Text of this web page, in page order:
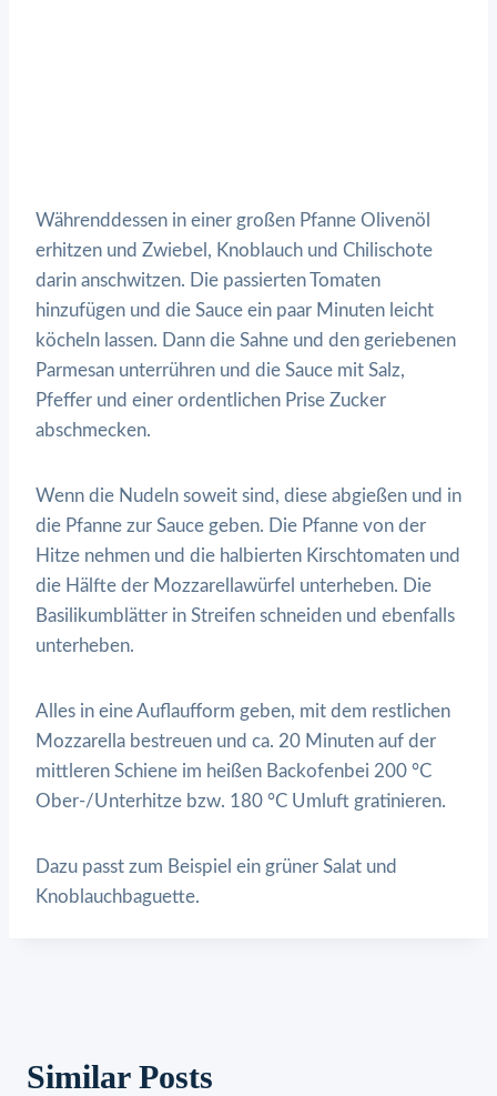
Währenddessen in einer großen Pfanne Olivenöl
erhitzen und Zwiebel, Knoblauch und Chilischote
darin anschwitzen. Die passierten Tomaten
hinzufügen und die Sauce ein paar Minuten leicht
köcheln lassen. Dann die Sahne und den geriebenen
Parmesan unterrühren und die Sauce mit Salz,
Pfeffer und einer ordentlichen Prise Zucker
abschmecken.
Wenn die Nudeln soweit sind, diese abgießen und in
die Pfanne zur Sauce geben. Die Pfanne von der
Hitze nehmen und die halbierten Kirschtomaten und
die Hälfte der Mozzarellawürfel unterheben. Die
Basilikumblätter in Streifen schneiden und ebenfalls
unterheben.
Alles in eine Auflaufform geben, mit dem restlichen
Mozzarella bestreuen und ca. 20 Minuten auf der
mittleren Schiene im heißen Backofenbei 200 °C
Ober-/Unterhitze bzw. 180 °C Umluft gratinieren.
Dazu passt zum Beispiel ein grüner Salat und
Knoblauchbaguette.
Similar Posts